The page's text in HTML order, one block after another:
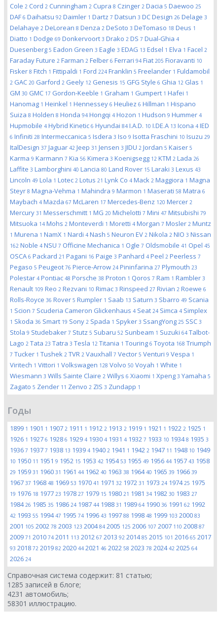
Cole 2 Cord 2 Cunningham 2 Cupra 8 Czinger 2 Dacia 5 Daewoo 25
DAF 6 Daihatsu 92 Daimler 1 Dartz 7 Datsun 3 DC Design 26 Delage 3
Delahaye 2 DeLorean 8 Denza 2 DeSoto 3 DeTomaso 18 Deus 1
Diatto 1 Dodge 69 Donkervoort 3 Drako 2 DS 7 Dual-Ghia 4
Duesenberg 5 Eadon Green 3 Eagle 3 EDAG 13 Edsel 1 Elva 1 Facel 2
Faraday Future 2 Farman 2 Felber 6 Ferrari 94 Fiat 205 Fioravanti 10
Fisker 8 Fitch 1 Fittipaldi 1 Ford 224 Franklin 5 Freelander 1 Fuldamobil
2 GAC 20 Garford 2 Geely 12 Genesis 15 GFG Style 6 Ghia 12 Glas 1
GM 30 GMC 17 Gordon-Keeble 1 Graham 1 Gumpert 1 Hafei 1
Hanomag 1 Heinkel 1 Hennessey 6 Heuliez 6 Hillman 1 Hispano
Suiza 8 Holden 8 Honda 94 Hongqi 4 Hozon 1 Hudson 9 Hummer 4
Hupmobile 4 Hybrid Kinetic 6 Hyundai 84 I.A.D. 10 I.DE.A 13 Icona 4 IED
6 Infiniti 28 Intermeccanica 5 Isdera 3 Iso 9 Isotta Fraschini 10 Isuzu 29
ItalDesign 37 Jaguar 42 Jeep 31 Jensen 3 JIDU 2 Jordan 5 Kaiser 5
Karma 9 Karmann 7 Kia 56 Kimera 3 Koenigsegg 12 KTM 2 Lada 26
Laffite 3 Lamborghini 40 Lancia 80 Land Rover 15 Laraki 3 Lexus 43
Lincoln 49 Lola 1 Lotec 2 Lotus 21 Lynk Co 4 Mack 2 Maggiora 1 Magna
Steyr 8 Magna-Vehma 1 Mahindra 9 Marmon 1 Maserati 58 Matra 6
Maybach 4 Mazda 67 McLaren 17 Mercedes-Benz 120 Mercer 2
Mercury 31 Messerschmitt 1 MG 20 Michelotti 7 Mini 47 Mitsubishi 79
Mitsuoka 14 Mohs 2 Monteverdi 1 Moretti 4 Morgan 7 Mosler 2 Muntz
1 Murena 1 NamX 1 Nardi 4 Nash 5 Neuron EV 2 Nikola 2 NIO 3 Nissan
162 Noble 4 NSU 7 Officine Mechanica 1 Ogle 7 Oldsmobile 41 Opel 45
OSCA 6 Packard 21 Pagani 16 Paige 3 Panhard 4 Peel 2 Peerless 7
Pegaso 5 Peugeot 76 Pierce-Arrow 24 Pininfarina 27 Plymouth 23
Polestar 4 Pontiac 48 Porsche 38 Proton 1 Qoros 7 Ram 1 Rambler 3
Renault 109 Reo 2 Rezvani 10 Rimac 3 Rinspeed 27 Rivian 2 Roewe 6
Rolls-Royce 36 Rover 5 Rumpler 1 Saab 13 Saturn 3 Sbarro 49 Scania
1 Scion 7 Scuderia Cameron Glickenhaus 4 Seat 24 Simca 4 Simplex
1 Skoda 36 Smart 19 Sony 2 Spada 1 Spyker 3 SsangYong 25 SSC 3
Stola 9 Studebaker 7 Stutz 5 Subaru 52 Sunbeam 1 Suzuki 64 Talbot-
Lago 2 Tata 23 Tatra 3 Tesla 12 Titania 1 Touring 6 Toyota 168 Triumph
7 Tucker 1 Tushek 2 TVR 2 Vauxhall 7 Vector 5 Venturi 9 Vespa 1
Viritech 1 Vittori 1 Volkswagen 128 Volvo 50 Voyah 1 White 1
Wiesmann 3 Wills Sainte Claire 2 Willys 6 Xiaomi 1 Xpeng 3 Yamaha 5
Zagato 5 Zender 11 Zenvo 2 ZIS 3 Zundapp 1
Годы
1899 1 1901 1 1907 2 1911 1 1912 2 1913 2 1919 1 1921 1 1922 2 1925 1
1926 1 1927 6 1928 6 1929 4 1930 4 1931 4 1932 7 1933 10 19348 1935 3
1936 7 1937 7 1938 13 1939 4 1940 2 1941 1 1942 2 1947 11 1948 10 1949
10 1950 11 1951 9 1952 15 1953 42 195453 1955 49 1956 44 1957 43 1958
29 1959 31 1960 31 1961 44 1962 40 1963 38 196440 1965 39 1966 39
1967 37 1968 48 1969 53 1970 41 1971 32 1972 31 1973 24 197425 1975
19 1976 18 1977 23 1978 27 1979 15 1980 21 1981 34 1982 30 1983 27
198426 1985 35 1986 24 1987 44 1988 31 1989 64 1990 36 1991 62 1992
42 1993 55 199447 1995 74 1996 43 1997 88 1998 48 1999 103 2000 83
2001 105 2002 78 2003 123 200484 2005 125 2006 107 2007 110 2008 87
2009 71 2010 74 2011 113 2012 67 2013 92 201485 2015 101 2016 65 2017
93 2018 72 2019 82 2020 44 2021 46 2022 58 2023 78 202442 2025 64
2026 24
Справочная система содержит: 81 статью;
1285 записей в блоге;
4231 автомобиль;
58301 иллюстрацию.